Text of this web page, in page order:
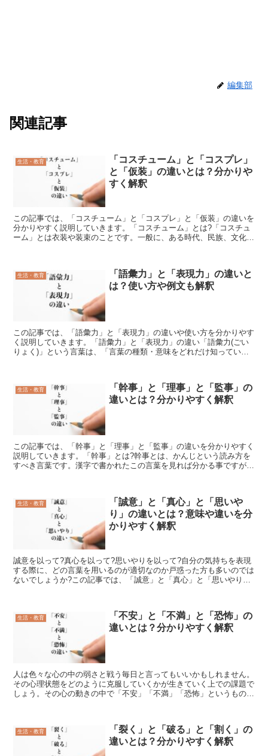
編集部
関連記事
生活・教育
「コスチューム」と「コスプレ」
と「仮装」の違いとは？分かりや
すく解釈
この記事では、「コスチューム」と「コスプレ」と「仮装」の違いを
分かりやすく説明していきます。「コスチューム」とは?「コスチュ
ーム」とは衣装や装束のことです。一般に、ある時代、民族、文化に
生活・教育
「語彙力」と「表現力」の違いと
は？使い方や例文も解釈
この記事では、「語彙力」と「表現力」の違いや使い方を分かりやす
く説明していきます。「語彙力」と「表現力」の違い「語彙力(ごい
りょく)」という言葉は、「言葉の種類・意味をどれだけ知っている
生活・教育
「幹事」と「理事」と「監事」の
違いとは？分かりやすく解釈
この記事では、「幹事」と「理事」と「監事」の違いを分かりやすく
説明していきます。「幹事」とは?幹事とは、かんじという読み方を
すべき言葉です。漢字で書かれたこの言葉を見れば分かる事ですが、
生活・教育
「誠意」と「真心」と「思いや
り」の違いとは？意味や違いを分
かりやすく解釈
誠意を以って?真心を以って?思いやりを以って?自分の気持ちを表現
する際に、どの言葉を用いるのが適切なのか戸惑った方も多いのでは
ないでしょうか?この記事では、「誠意」と「真心」と「思いやり」
生活・教育
「不安」と「不満」と「恐怖」の
違いとは？分かりやすく解釈
人は色々な心の中の弱さと戦う毎日と言ってもいいかもしれません。
その心理状態をどのように克服していくかが生きていく上での課題で
しょう。その心の動きの中で「不安」「不満」「恐怖」というものが
生活・教育
「裂く」と「破る」と「割く」の
違いとは？分かりやすく解釈